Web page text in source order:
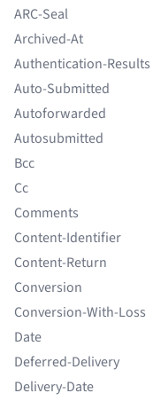
ARC-Seal
Archived-At
Authentication-Results
Auto-Submitted
Autoforwarded
Autosubmitted
Bcc
Cc
Comments
Content-Identifier
Content-Return
Conversion
Conversion-With-Loss
Date
Deferred-Delivery
Delivery-Date